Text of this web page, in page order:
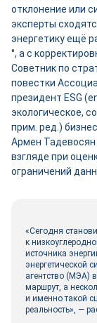
отклонение или
эксперты
энергетику ещё
°, а с
Советник по
повестки
президент ESG
экологическое,
прим. ред.)
Армен Тадевосян
взгляде при
ограничений
«Сегодня
к
источника
энергетической
агентство (МЭА)
маршрут, а
и именно такой
реальность», —